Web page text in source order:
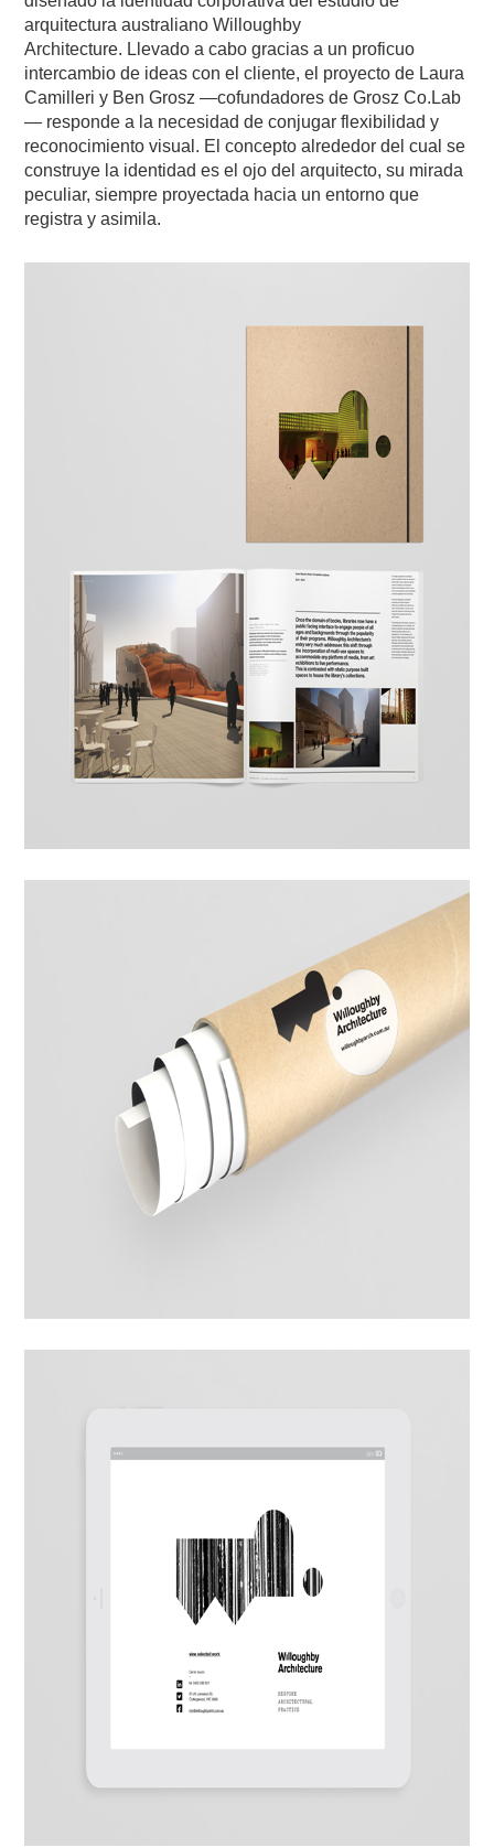
arquitectura australiano Willoughby
Architecture. Llevado a cabo gracias a un proficuo
intercambio de ideas con el cliente, el proyecto de Laura
Camilleri y Ben Grosz —cofundadores de Grosz Co.Lab
— responde a la necesidad de conjugar flexibilidad y
reconocimiento visual. El concepto alrededor del cual se
construye la identidad es el ojo del arquitecto, su mirada
peculiar, siempre proyectada hacia un entorno que
registra y asimila.